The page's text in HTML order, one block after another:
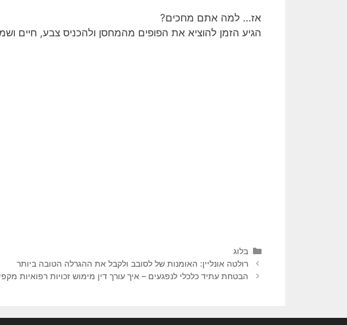
אז… למה אתם מחכים?
הגיע הזמן להוציא את הפופים מהמחסן ולהכניס צבע, חיים
קטגוריות
בלוג
רולטה אונליין: האומנות של לסובב ולקבל את ההגרלה הטובה ביותר
הבטחת עתיד כלכלי לנפגעים – איך עורך דין מימוש זכויות רפואיות